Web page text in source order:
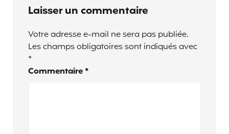
Laisser un commentaire
Votre adresse e-mail ne sera pas publiée.
Les champs obligatoires sont indiqués avec
*
Commentaire *